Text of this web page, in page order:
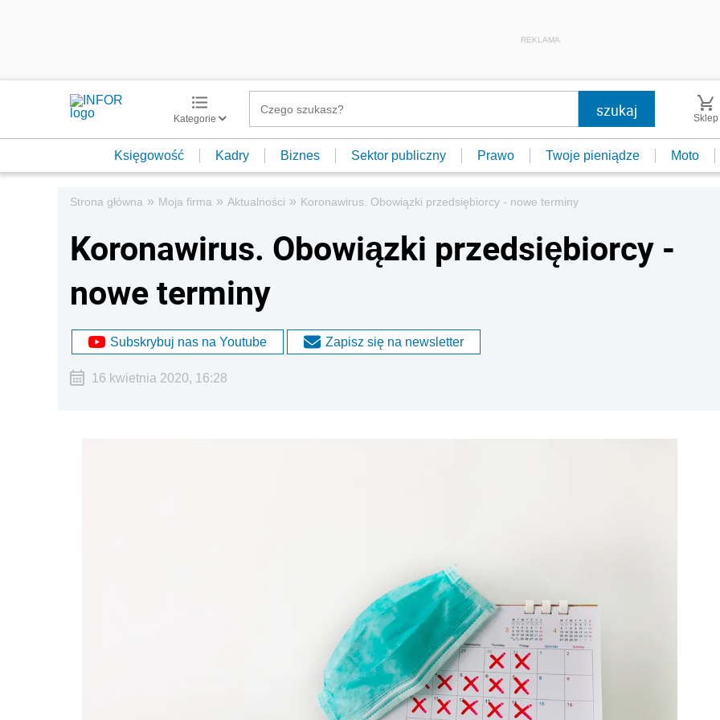
REKLAMA
Kategorie Sklep
Księgowość Kadry Biznes Sektor publiczny Prawo Twoje pieniądze Moto
Strona główna » Moja firma » Aktualności » Koronawirus. Obowiązki przedsiębiorcy - nowe terminy
Koronawirus. Obowiązki przedsiębiorcy -
nowe terminy
Subskrybuj nas na Youtube Zapisz się na newsletter
16 kwietnia 2020, 16:28